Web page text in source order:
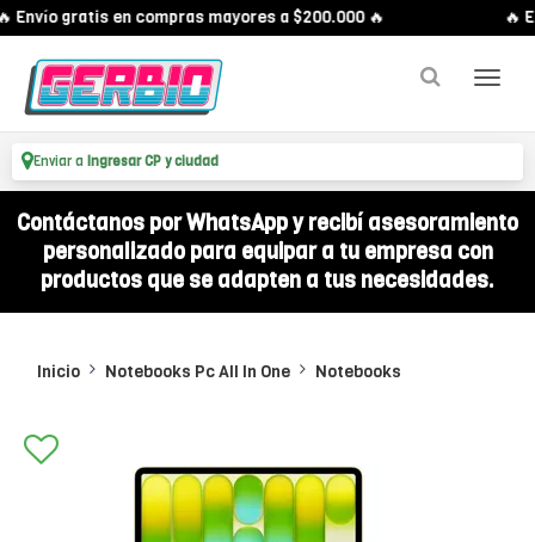
gratis en compras mayores a $200.000 🔥 🔥
Enviar a Ingresar CP y ciudad
Contáctanos por WhatsApp y recibí asesoramiento
personalizado para equipar a tu empresa con
productos que se adapten a tus necesidades.
Inicio Notebooks Pc All In One Notebooks